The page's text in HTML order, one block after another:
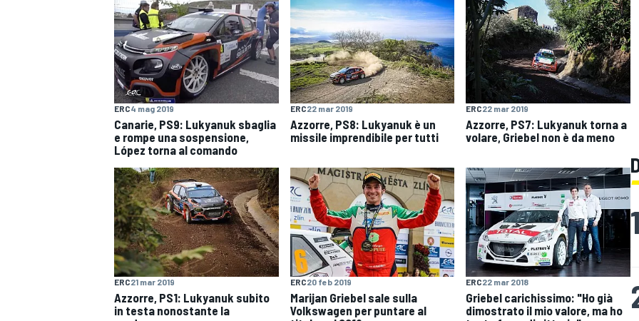
MONOPOSTO
ERC4 mag 2019
Canarie, PS9: Lukyanuk sbaglia
e rompe una sospensione,
López torna al comando
ERC22 mar 2019
Azzorre, PS8: Lukyanuk è un
missile imprendibile per tutti
ERC22 mar 2019
Azzorre, PS7: Lukyanuk torna a
volare, Griebel non è da meno
ERC21 mar 2019
Azzorre, PS1: Lukyanuk subito
in testa nonostante la
ERC20 feb 2019
Marijan Griebel sale sulla
Volkswagen per puntare al
ERC22 mar 2018
Griebel carichissimo: "Ho già
dimostrato il mio valore, ma ho
1